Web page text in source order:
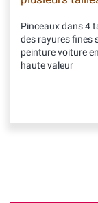
Pinceaux dans 4
des rayures fines
peinture voiture
haute valeur